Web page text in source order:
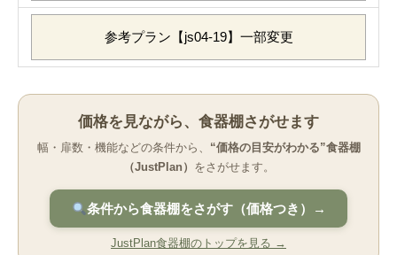
参考プラン【js04-19】一部変更
価格を見ながら、食器棚さがせます
幅・扉数・機能などの条件から、 “価格の目安がわかる”食器棚
（JustPlan） をさがせます。
条件から食器棚をさがす（価格つき）→
JustPlan食器棚のトップを見る →